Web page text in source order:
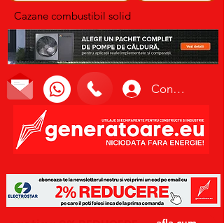
Cazane combustibil solid
Conectează-te